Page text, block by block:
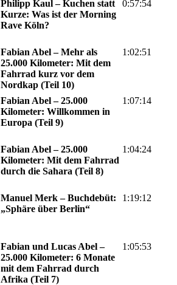
Philipp Kaul – Kuchen statt
Kurze: Was ist der Morning
Rave Köln?
0:57:54
Fabian Abel – Mehr als
25.000 Kilometer: Mit dem
Fahrrad kurz vor dem
Nordkap (Teil 10)
1:02:51
Fabian Abel – 25.000
Kilometer: Willkommen in
Europa (Teil 9)
1:07:14
Fabian Abel – 25.000
Kilometer: Mit dem Fahrrad
durch die Sahara (Teil 8)
1:04:24
Manuel Merk – Buchdebüt:
„Sphäre über Berlin“
1:19:12
Fabian und Lucas Abel –
25.000 Kilometer: 6 Monate
mit dem Fahrrad durch
Afrika (Teil 7)
1:05:53